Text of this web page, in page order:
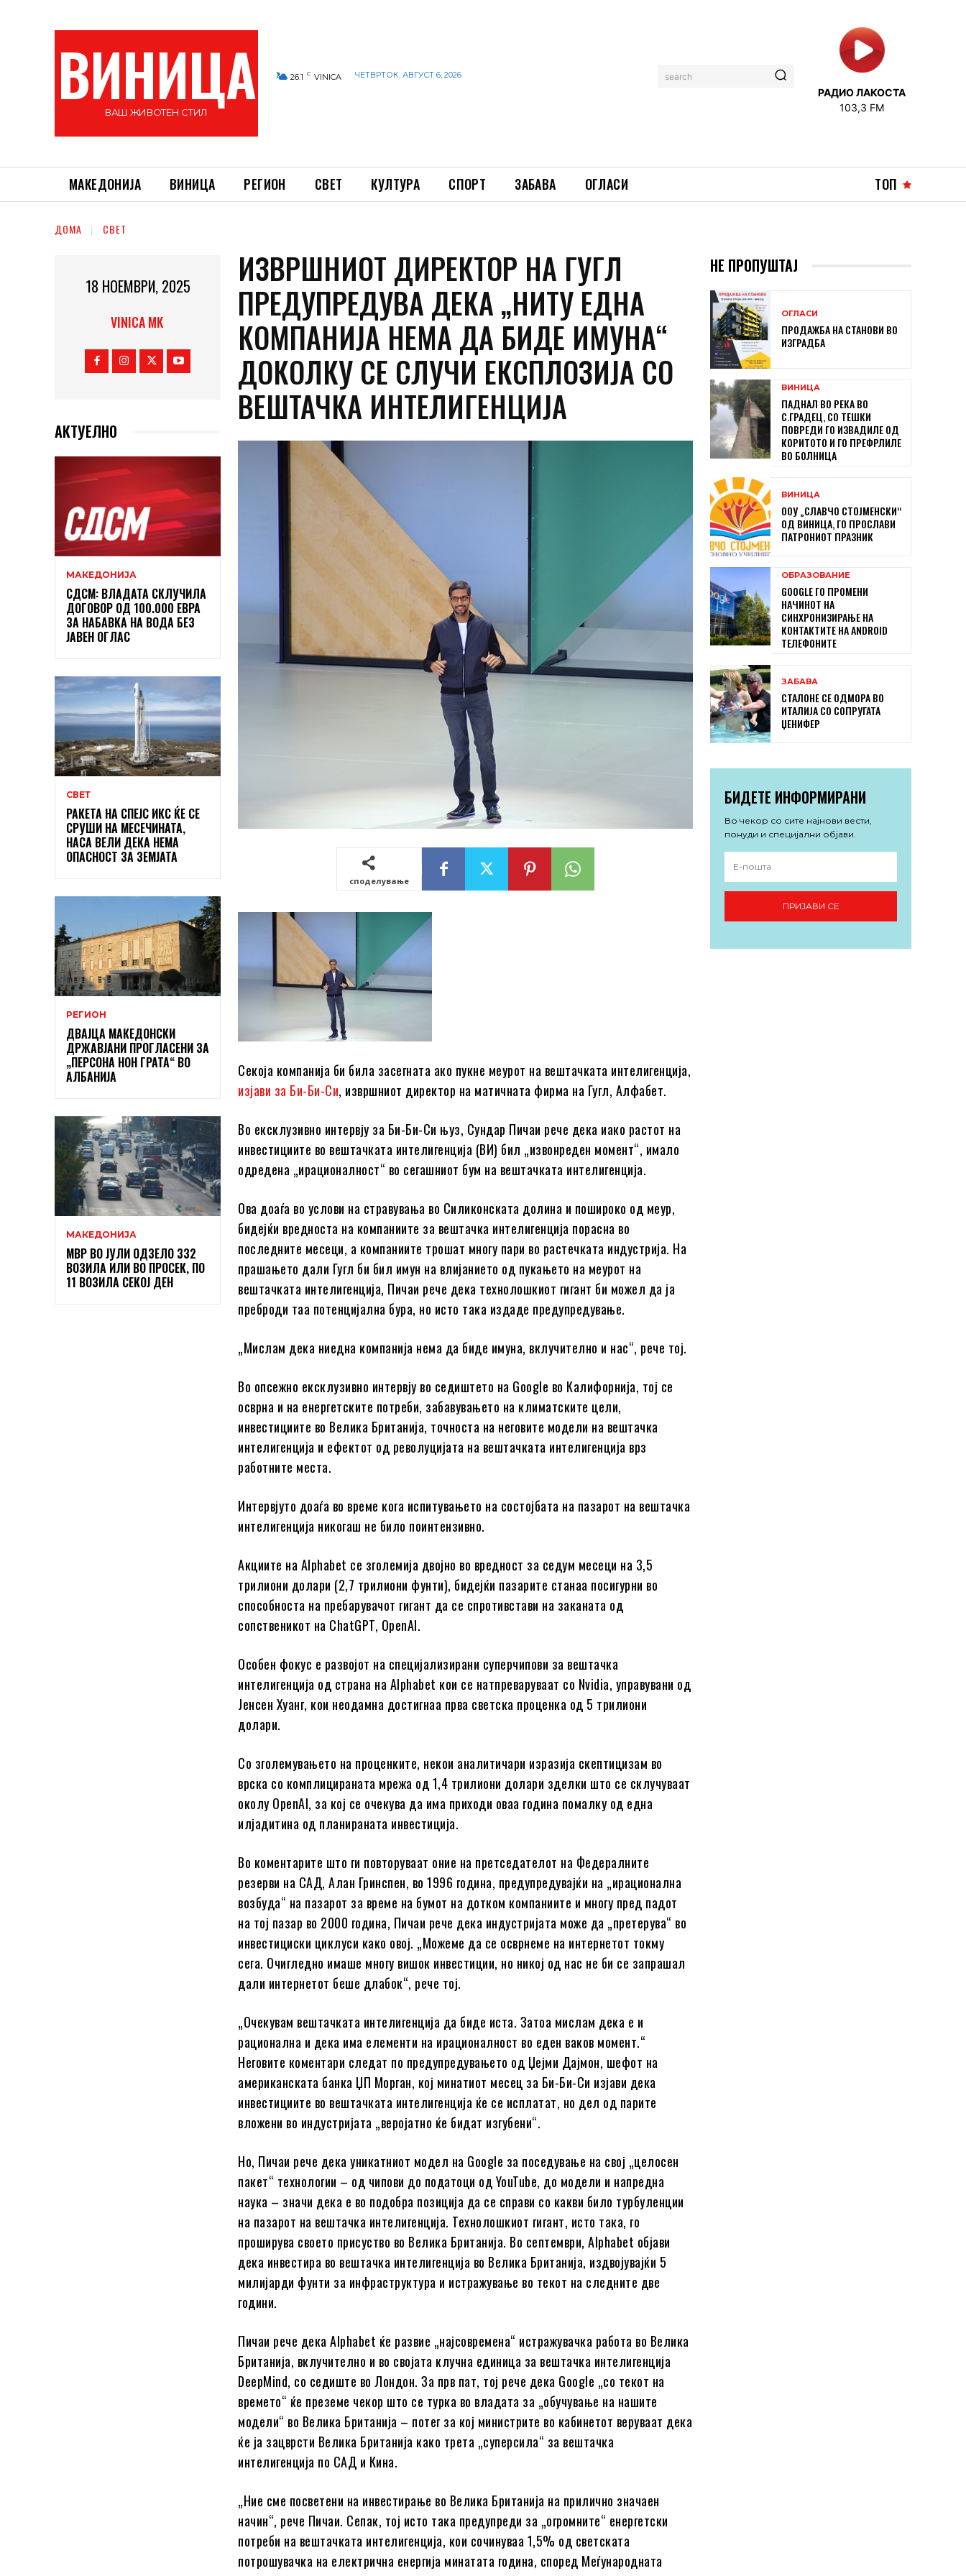
ВИНИЦА
ВАШ ЖИВОТЕН СТИЛ
26.1 C VINICA ЧЕТВРТОК, АВГУСТ 6, 2026 search
РАДИО ЛАКОСТА
103,3 FM
МАКЕДОНИЈА ВИНИЦА РЕГИОН СВЕТ КУЛТУРА СПОРТ ЗАБАВА ОГЛАСИ ТОП
ДОМА СВЕТ
18 НОЕМВРИ, 2025
VINICA MK
АКТУЕЛНО
МАКЕДОНИЈА
СДСМ: ВЛАДАТА СКЛУЧИЛА
ДОГОВОР ОД 100.000 ЕВРА
ЗА НАБАВКА НА ВОДА БЕЗ
ЈАВЕН ОГЛАС
СВЕТ
РАКЕТА НА СПЕЈС ИКС ЌЕ СЕ
СРУШИ НА МЕСЕЧИНАТА,
НАСА ВЕЛИ ДЕКА НЕМА
ОПАСНОСТ ЗА ЗЕМЈАТА
РЕГИОН
ДВАЈЦА МАКЕДОНСКИ
ДРЖАВЈАНИ ПРОГЛАСЕНИ ЗА
„ПЕРСОНА НОН ГРАТА“ ВО
АЛБАНИЈА
МАКЕДОНИЈА
МВР ВО ЈУЛИ ОДЗЕЛО 332
ВОЗИЛА ИЛИ ВО ПРОСЕК, ПО
11 ВОЗИЛА СЕКОЈ ДЕН
ИЗВРШНИОТ ДИРЕКТОР НА ГУГЛ
ПРЕДУПРЕДУВА ДЕКА „НИТУ ЕДНА
КОМПАНИЈА НЕМА ДА БИДЕ ИМУНА“
ДОКОЛКУ СЕ СЛУЧИ ЕКСПЛОЗИЈА СО
ВЕШТАЧКА ИНТЕЛИГЕНЦИЈА
споделување
Секоја компанија би била засегната ако пукне меурот на вештачката интелигенција,
изјави за Би-Би-Си, извршниот директор на матичната фирма на Гугл, Алфабет.
Во ексклузивно интервју за Би-Би-Си њуз, Сундар Пичаи рече дека иако растот на
инвестициите во вештачката интелигенција (ВИ) бил „извонреден момент“, имало
одредена „ирационалност“ во сегашниот бум на вештачката интелигенција.
Ова доаѓа во услови на стравувања во Силиконската долина и пошироко од меур,
бидејќи вредноста на компаниите за вештачка интелигенција порасна во
последните месеци, а компаниите трошат многу пари во растечката индустрија. На
прашањето дали Гугл би бил имун на влијанието од пукањето на меурот на
вештачката интелигенција, Пичаи рече дека технолошкиот гигант би можел да ја
преброди таа потенцијална бура, но исто така издаде предупредување.
„Мислам дека ниедна компанија нема да биде имуна, вклучително и нас“, рече тој.
Во опсежно ексклузивно интервју во седиштето на Google во Калифорнија, тој се
осврна и на енергетските потреби, забавувањето на климатските цели,
инвестициите во Велика Британија, точноста на неговите модели на вештачка
интелигенција и ефектот од револуцијата на вештачката интелигенција врз
работните места.
Интервјуто доаѓа во време кога испитувањето на состојбата на пазарот на вештачка
интелигенција никогаш не било поинтензивно.
Акциите на Alphabet се зголемија двојно во вредност за седум месеци на 3,5
трилиони долари (2,7 трилиони фунти), бидејќи пазарите станаа посигурни во
способноста на пребарувачот гигант да се спротивстави на заканата од
сопственикот на ChatGPT, OpenAI.
Особен фокус е развојот на специјализирани суперчипови за вештачка
интелигенција од страна на Alphabet кои се натпреваруваат со Nvidia, управувани од
Јенсен Хуанг, кои неодамна достигнаа прва светска проценка од 5 трилиони
долари.
Со зголемувањето на проценките, некои аналитичари изразија скептицизам во
врска со комплицираната мрежа од 1,4 трилиони долари зделки што се склучуваат
околу OpenAI, за кој се очекува да има приходи оваа година помалку од една
илјадитина од планираната инвестиција.
Во коментарите што ги повторуваат оние на претседателот на Федералните
резерви на САД, Алан Гринспен, во 1996 година, предупредувајќи на „ирационална
возбуда“ на пазарот за време на бумот на дотком компаниите и многу пред падот
на тој пазар во 2000 година, Пичаи рече дека индустријата може да „претерува“ во
инвестициски циклуси како овој. „Можеме да се осврнеме на интернетот токму
сега. Очигледно имаше многу вишок инвестиции, но никој од нас не би се запрашал
дали интернетот беше длабок“, рече тој.
„Очекувам вештачката интелигенција да биде иста. Затоа мислам дека е и
рационална и дека има елементи на ирационалност во еден ваков момент.“
Неговите коментари следат по предупредувањето од Џејми Дајмон, шефот на
американската банка ЏП Морган, кој минатиот месец за Би-Би-Си изјави дека
инвестициите во вештачката интелигенција ќе се исплатат, но дел од парите
вложени во индустријата „веројатно ќе бидат изгубени“.
Но, Пичаи рече дека уникатниот модел на Google за поседување на свој „целосен
пакет“ технологии – од чипови до податоци од YouTube, до модели и напредна
наука – значи дека е во подобра позиција да се справи со какви било турбуленции
на пазарот на вештачка интелигенција. Технолошкиот гигант, исто така, го
проширува своето присуство во Велика Британија. Во септември, Alphabet објави
дека инвестира во вештачка интелигенција во Велика Британија, издвојувајќи 5
милијарди фунти за инфраструктура и истражување во текот на следните две
години.
Пичаи рече дека Alphabet ќе развие „најсовремена“ истражувачка работа во Велика
Британија, вклучително и во својата клучна единица за вештачка интелигенција
DeepMind, со седиште во Лондон. За прв пат, тој рече дека Google „со текот на
времето“ ќе преземе чекор што се турка во владата за „обучување на нашите
модели“ во Велика Британија – потег за кој министрите во кабинетот веруваат дека
ќе ја зацврсти Велика Британија како трета „суперсила“ за вештачка
интелигенција по САД и Кина.
„Ние сме посветени на инвестирање во Велика Британија на прилично значаен
начин“, рече Пичаи. Сепак, тој исто така предупреди за „огромните“ енергетски
потреби на вештачката интелигенција, кои сочинуваа 1,5% од светската
потрошувачка на електрична енергија минатата година, според Меѓународната
НЕ ПРОПУШТАЈ
ОГЛАСИ
ПРОДАЖБА НА СТАНОВИ ВО
ИЗГРАДБА
ВИНИЦА
ПАДНАЛ ВО РЕКА ВО
С.ГРАДЕЦ, СО ТЕШКИ
ПОВРЕДИ ГО ИЗВАДИЛЕ ОД
КОРИТОТО И ГО ПРЕФРЛИЛЕ
ВО БОЛНИЦА
ВИНИЦА
ООУ „СЛАВЧО СТОЈМЕНСКИ“
ОД ВИНИЦА, ГО ПРОСЛАВИ
ПАТРОНИОТ ПРАЗНИК
ОБРАЗОВАНИЕ
GOOGLE ГО ПРОМЕНИ
НАЧИНОТ НА
СИНХРОНИЗИРАЊЕ НА
КОНТАКТИТЕ НА ANDROID
ТЕЛЕФОНИТЕ
ЗАБАВА
СТАЛОНЕ СЕ ОДМОРА ВО
ИТАЛИЈА СО СОПРУГАТА
ЏЕНИФЕР
БИДЕТЕ ИНФОРМИРАНИ
Во чекор со сите најнови вести,
понуди и специјални објави.
ПРИЈАВИ СЕ